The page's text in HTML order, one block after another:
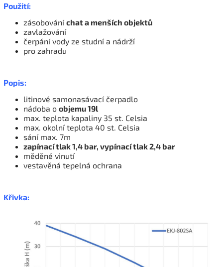
Použití:
zásobováníchat a menších objektů
zavlažování
čerpání vody ze studní a nádrží
pro zahradu
Popis:
litinové samonasávací čerpadlo
nádoba o objemu 19l
max. teplota kapaliny 35 st. Celsia
max. okolní teplota 40 st. Celsia
sání max. 7m
zapínací tlak 1,4 bar, vypínací tlak 2,4 bar
měděné vinutí
vestavěná tepelná ochrana
Křivka: